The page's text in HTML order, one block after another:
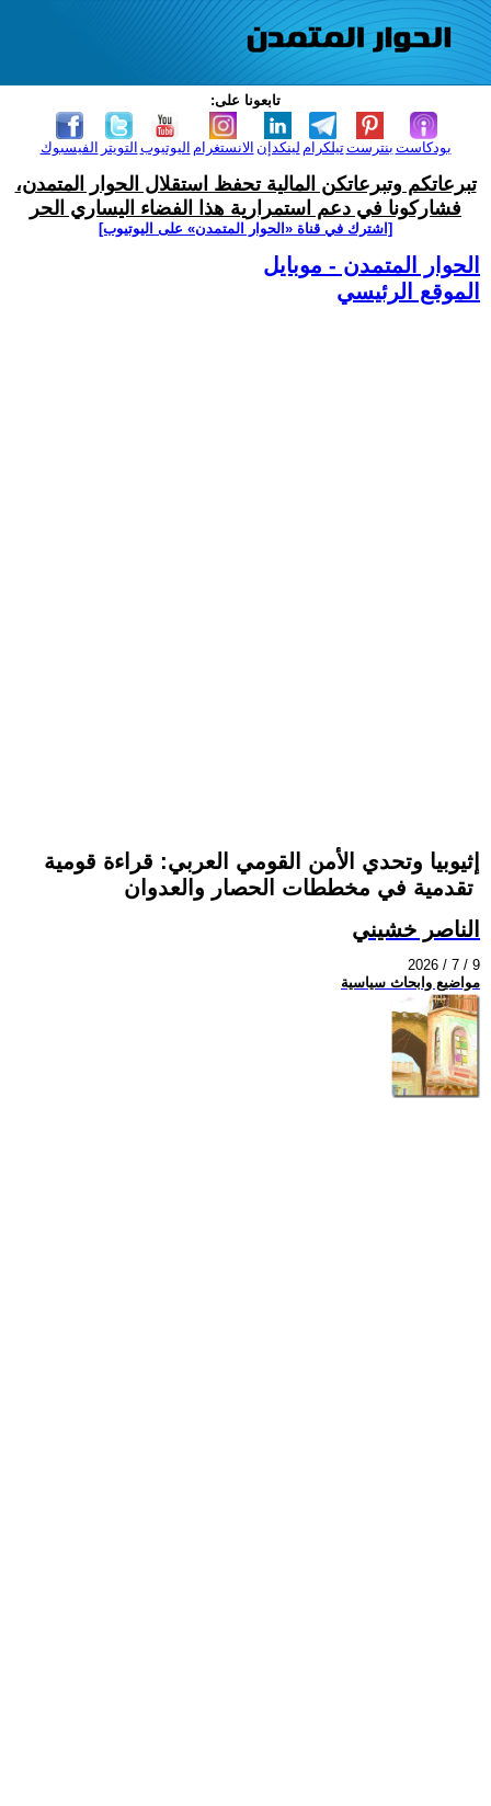
تابعونا على:
الفيسبوك التويتر اليوتيوب الانستغرام لينكدإن تيلكرامبنترست بودكاست
تبرعاتكم وتبرعاتكن المالية تحفظ استقلال الحوار المتمدن،
فشاركونا في دعم استمرارية هذا الفضاء اليساري الحر
[اشترك في قناة ‫«الحوار المتمدن» على اليوتيوب]
الحوار المتمدن - موبايل
الموقع الرئيسي
​إثيوبيا وتحدي الأمن القومي العربي: قراءة قومية
الناصر خشيني
2026 / 7 / 9
مواضيع وابحاث سياسية